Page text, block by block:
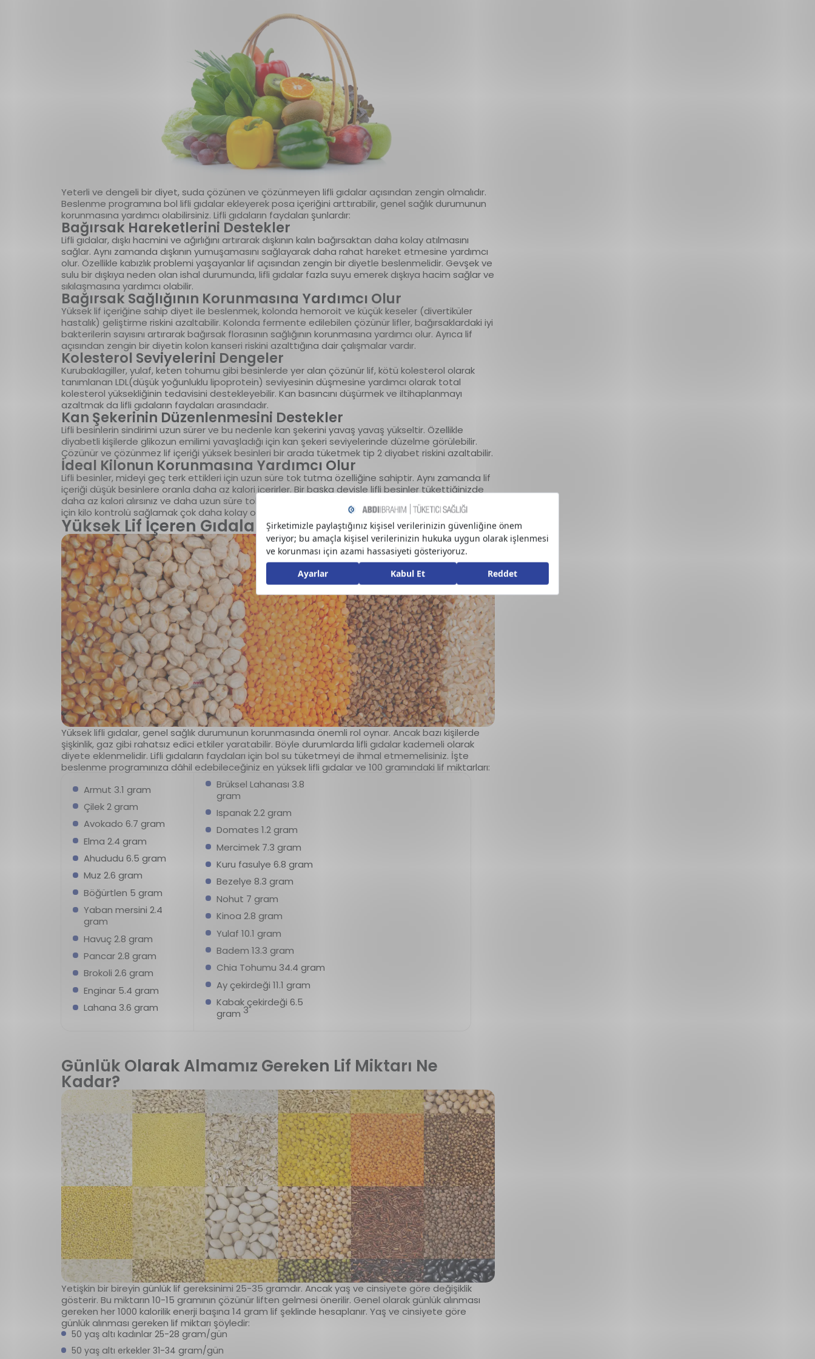
Yeterli ve dengeli bir diyet, suda çözünen ve çözünmeyen lifli gıdalar açısından zengin olmalıdır.
Beslenme programına bol lifli gıdalar ekleyerek posa içeriğini arttırabilir, genel sağlık durumunun
korunmasına yardımcı olabilirsiniz. Lifli gıdaların faydaları şunlardır:
Bağırsak Hareketlerini Destekler
Lifli gıdalar, dışkı hacmini ve ağırlığını artırarak dışkının kalın bağırsaktan daha kolay atılmasını
sağlar. Aynı zamanda dışkının yumuşamasını sağlayarak daha rahat hareket etmesine yardımcı
olur. Özellikle kabızlık problemi yaşayanlar lif açısından zengin bir diyetle beslenmelidir. Gevşek ve
sulu bir dışkıya neden olan ishal durumunda, lifli gıdalar fazla suyu emerek dışkıya hacim sağlar ve
sıkılaşmasına yardımcı olabilir.
Bağırsak Sağlığının Korunmasına Yardımcı Olur
Yüksek lif içeriğine sahip diyet ile beslenmek, kolonda hemoroit ve küçük keseler (divertiküler
hastalık) geliştirme riskini azaltabilir. Kolonda fermente edilebilen çözünür lifler, bağırsaklardaki iyi
bakterilerin sayısını artırarak bağırsak florasının sağlığının korunmasına yardımcı olur. Ayrıca lif
açısından zengin bir diyetin kolon kanseri riskini azalttığına dair çalışmalar vardır.
Kolesterol Seviyelerini Dengeler
Kurubaklagiller, yulaf, keten tohumu gibi besinlerde yer alan çözünür lif, kötü kolesterol olarak
tanımlanan LDL(düşük yoğunluklu lipoprotein) seviyesinin düşmesine yardımcı olarak total
kolesterol yüksekliğinin tedavisini destekleyebilir. Kan basıncını düşürmek ve iltihaplanmayı
azaltmak da lifli gıdaların faydaları arasındadır.
Kan Şekerinin Düzenlenmesini Destekler
Lifli besinlerin sindirimi uzun sürer ve bu nedenle kan şekerini yavaş yavaş yükseltir. Özellikle
diyabetli kişilerde glikozun emilimi yavaşladığı için kan şekeri seviyelerinde düzelme görülebilir.
Çözünür ve çözünmez lif içeriği yüksek besinleri bir arada tüketmek tip 2 diyabet riskini azaltabilir.
İdeal Kilonun Korunmasına Yardımcı Olur
Lifli besinler, mideyi geç terk ettikleri için uzun süre tok tutma özelliğine sahiptir. Aynı zamanda lif
içeriği düşük besinlere oranla daha az kalori içerirler. Bir başka deyişle lifli besinler tükettiğinizde
daha az kalori alırsınız ve daha uzun süre tok kalırsınız. Günlük enerji alımı doğal olarak kısıtlandığı
için kilo kontrolü sağlamak çok daha kolay olur.
Yüksek Lif İçeren Gıdalar Hangileridir?
Yüksek lifli gıdalar, genel sağlık durumunun korunmasında önemli rol oynar. Ancak bazı kişilerde
şişkinlik, gaz gibi rahatsız edici etkiler yaratabilir. Böyle durumlarda lifli gıdalar kademeli olarak
diyete eklenmelidir. Lifli gıdaların faydaları için bol su tüketmeyi de ihmal etmemelisiniz. İşte
beslenme programınıza dâhil edebileceğiniz en yüksek lifli gıdalar ve 100 gramındaki lif miktarları:
Armut 3.1 gram
Çilek 2 gram
Avokado 6.7 gram
Elma 2.4 gram
Ahududu 6.5 gram
Muz 2.6 gram
Böğürtlen 5 gram
Yaban mersini 2.4
gram
Havuç 2.8 gram
Pancar 2.8 gram
Brokoli 2.6 gram
Enginar 5.4 gram
Lahana 3.6 gram
Brüksel Lahanası 3.8
gram
Ispanak 2.2 gram
Domates 1.2 gram
Mercimek 7.3 gram
Kuru fasulye 6.8 gram
Bezelye 8.3 gram
Nohut 7 gram
Kinoa 2.8 gram
Yulaf 10.1 gram
Badem 13.3 gram
Chia Tohumu 34.4 gram
Ay çekirdeği 11.1 gram
Kabak çekirdeği 6.5
gram 3
Günlük Olarak Almamız Gereken Lif Miktarı Ne
Kadar?
Yetişkin bir bireyin günlük lif gereksinimi 25-35 gramdır. Ancak yaş ve cinsiyete göre değişiklik
gösterir. Bu miktarın 10-15 gramının çözünür liften gelmesi önerilir. Genel olarak günlük alınması
gereken her 1000 kalorilik enerji başına 14 gram lif şeklinde hesaplanır. Yaş ve cinsiyete göre
günlük alınması gereken lif miktarı şöyledir:
50 yaş altı kadınlar 25-28 gram/gün
50 yaş altı erkekler 31-34 gram/gün